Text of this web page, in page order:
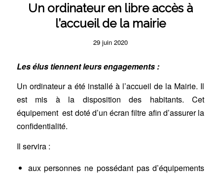
Un ordinateur en libre accès à
l’accueil de la mairie
29 juin 2020
Les élus tiennent leurs engagements :
Un ordinateur a été installé à l’accueil de la Mairie. Il
est mis à la disposition des habitants. Cet
équipement est doté d’un écran filtre afin d’assurer la
confidentialité.
Il servira :
aux personnes ne possédant pas d’équipements